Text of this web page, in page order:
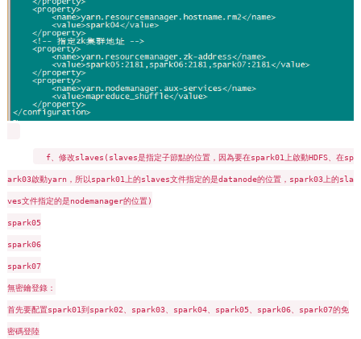
f、修改slaves(slaves是指定子節點的位置，因為要在spark01上啟動HDFS、在sp
ark03啟動yarn，所以spark01上的slaves文件指定的是datanode的位置，spark03上的sla
ves文件指定的是nodemanager的位置)
spark05
spark06
spark07
無密鑰登錄：
首先要配置spark01到spark02、spark03、spark04、spark05、spark06、spark07的免
密碼登陸